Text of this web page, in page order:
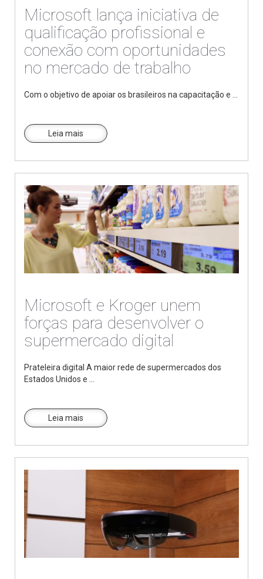
Microsoft lança iniciativa de
qualificação profissional e
conexão com oportunidades
no mercado de trabalho
Com o objetivo de apoiar os brasileiros na capacitação e ...
Leia mais
Microsoft e Kroger unem
forças para desenvolver o
supermercado digital
Prateleira digital A maior rede de supermercados dos
Estados Unidos e ...
Leia mais